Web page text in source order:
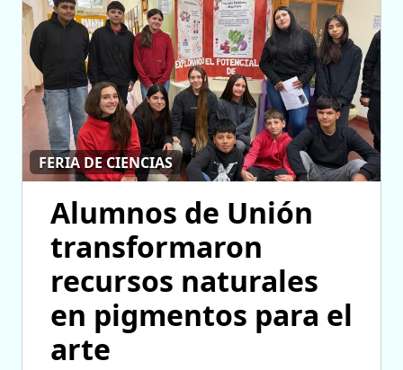
FERIA DE CIENCIAS
Alumnos de Unión
transformaron
recursos naturales
en pigmentos para el
arte